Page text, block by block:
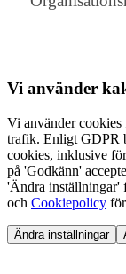
Vi använder
Vi använder cookies
trafik. Enligt GDPR
cookies, inklusive
på 'Godkänn'
'Ändra inställningar'
och Cookiepolicy
Ändra inställningar